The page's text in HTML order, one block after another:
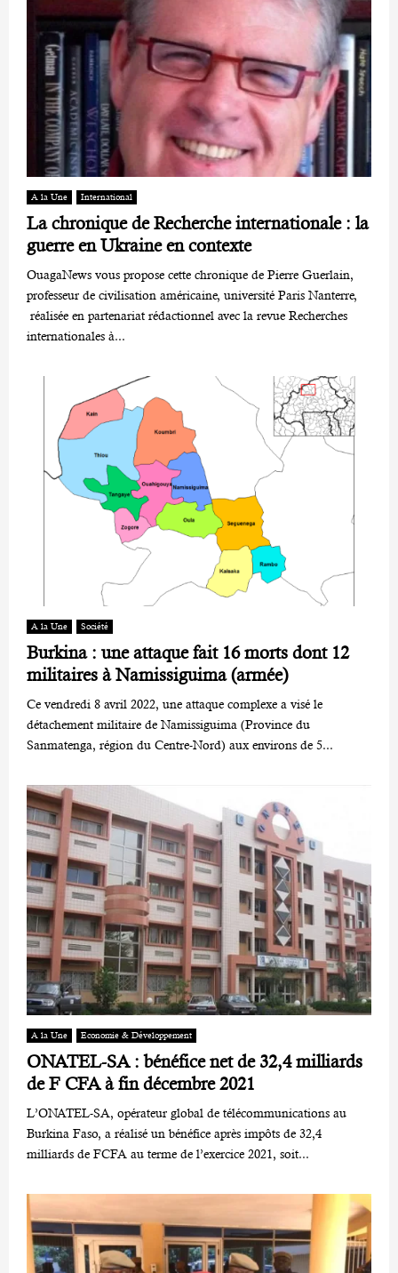
A la Une International
La chronique de Recherche internationale : la
guerre en Ukraine en contexte
OuagaNews vous propose cette chronique de Pierre Guerlain,
professeur de civilisation américaine, université Paris Nanterre,
réalisée en partenariat rédactionnel avec la revue Recherches
internationales à...
A la Une Société
Burkina : une attaque fait 16 morts dont 12
militaires à Namissiguima (armée)
Ce vendredi 8 avril 2022, une attaque complexe a visé le
détachement militaire de Namissiguima (Province du
Sanmatenga, région du Centre-Nord) aux environs de 5...
A la Une Economie & Développement
ONATEL-SA : bénéfice net de 32,4 milliards
de F CFA à fin décembre 2021
L’ONATEL-SA, opérateur global de télécommunications au
Burkina Faso, a réalisé un bénéfice après impôts de 32,4
milliards de FCFA au terme de l’exercice 2021, soit...